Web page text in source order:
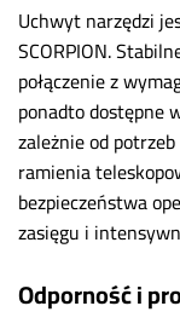
Uchwyt narzędzi
SCORPION.
połączenie z
ponadto dostępne
zależnie od
ramienia
bezpieczeństwa
zasięgu i
Odporność i